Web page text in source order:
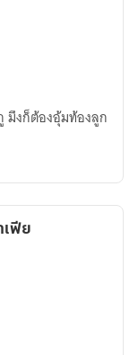
มึงก็ต้องอุ้มท้องลูก
ฟีย